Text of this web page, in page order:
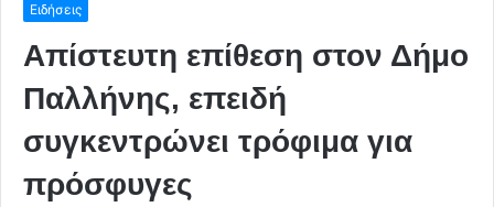
Ειδήσεις
Απίστευτη επίθεση στον Δήμο
Παλλήνης, επειδή
συγκεντρώνει τρόφιμα για
πρόσφυγες